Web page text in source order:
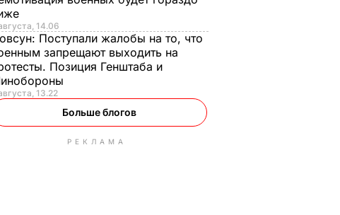
14.06
Поступали жалобы на то, что
запрещают выходить на
Позиция Генштаба и
13.22
Больше блогов
РЕКЛАМА